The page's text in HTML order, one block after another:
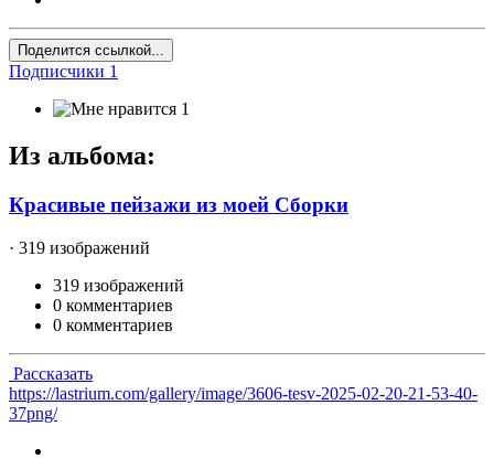
Поделится ссылкой...
Подписчики 1
1
Из альбома:
Красивые пейзажи из моей Сборки
· 319 изображений
319 изображений
0 комментариев
0 комментариев
Рассказать
https://lastrium.com/gallery/image/3606-tesv-2025-02-20-21-53-40-
37png/